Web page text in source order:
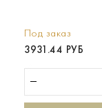
Под заказ
3931.44 РУБ